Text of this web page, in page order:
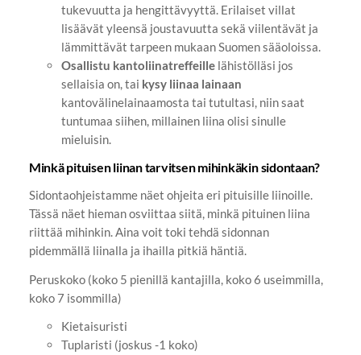
tukevuutta ja hengittävyyttä. Erilaiset villat
lisäävät yleensä joustavuutta sekä viilentävät ja
lämmittävät tarpeen mukaan Suomen sääoloissa.
Osallistu kantoliinatreffeillelähistölläsi jos
sellaisia on, tai kysy liinaa lainaan
kantovälinelainaamosta tai tutultasi, niin saat
tuntumaa siihen, millainen liina olisi sinulle
mieluisin.
Minkä pituisen liinan tarvitsen mihinkäkin sidontaan?
Sidontaohjeistamme näet ohjeita eri pituisille liinoille.
Tässä näet hieman osviittaa siitä, minkä pituinen liina
riittää mihinkin. Aina voit toki tehdä sidonnan
pidemmällä liinalla ja ihailla pitkiä häntiä.
Peruskoko (koko 5 pienillä kantajilla, koko 6 useimmilla,
koko 7 isommilla)
Kietaisuristi
Tuplaristi (joskus -1 koko)